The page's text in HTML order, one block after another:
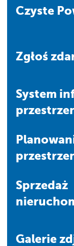
Czyste
Zgłoś
system informacji
Planowanie
Sprzedaż
Galerie